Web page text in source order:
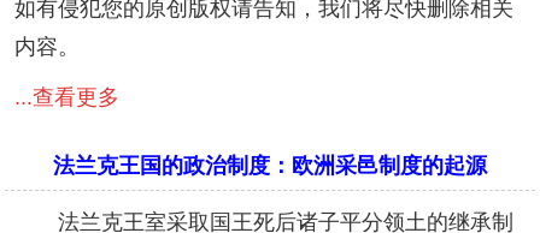
如有侵犯您的原创版权请告知，我们将尽快删除相关
内容。
...查看更多
法兰克王国的政治制度：欧洲采邑制度的起源
法兰克王室采取国王死后诸子平分领土的继承制